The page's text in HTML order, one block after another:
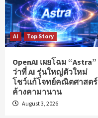
AI Top Story
OpenAI เผยโฉม “Astra”
ว่าที่ AI รุ่นใหญ่ตัวใหม่
โชว์แก้โจทย์คณิตศาสตร์
ค้างคามานาน
August 3, 2026